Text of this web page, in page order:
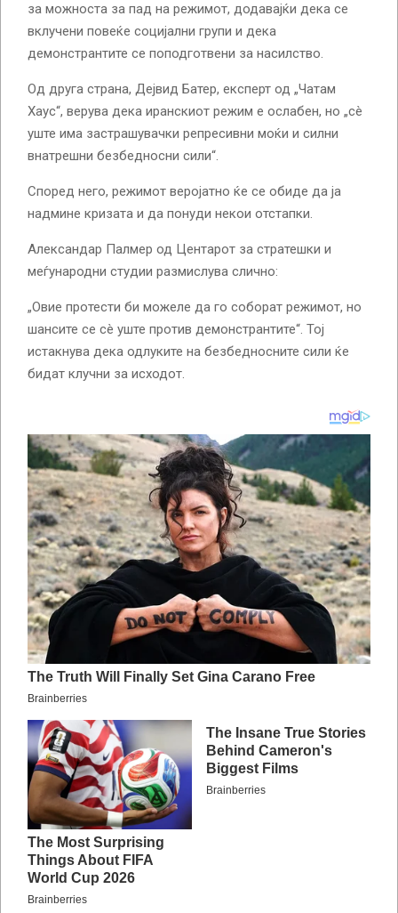
за можноста за пад на режимот, додавајќи дека се
вклучени повеќе социјални групи и дека
демонстрантите се поподготвени за насилство.
Од друга страна, Дејвид Батер, експерт од „Чатам
Хаус“, верува дека иранскиот режим е ослабен, но „сè
уште има застрашувачки репресивни моќи и силни
внатрешни безбедносни сили“.
Според него, режимот веројатно ќе се обиде да ја
надмине кризата и да понуди некои отстапки.
Александар Палмер од Центарот за стратешки и
меѓународни студии размислува слично:
„Овие протести би можеле да го соборат режимот, но
шансите се сè уште против демонстрантите“. Тој
истакнува дека одлуките на безбедносните сили ќе
бидат клучни за исходот.